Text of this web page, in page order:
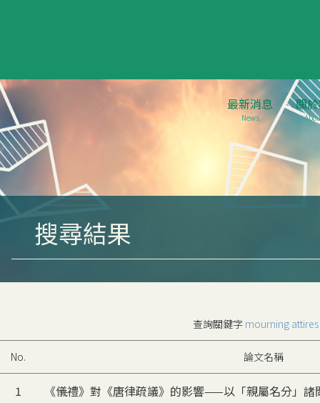
最新消息
News
關
搜尋結果
查詢關鍵字 mourning attires
No. 論文名稱
1 《儀禮》對《唐律疏議》的影響——以「親屬名分」諸